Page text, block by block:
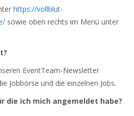
https://vollblut-
sowie oben rechts im Menü unter
EventTeam-Newsletter
Jobbörse und die einzelnen Jobs.
die ich mich angemeldet habe?